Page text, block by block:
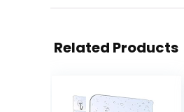
Related Products